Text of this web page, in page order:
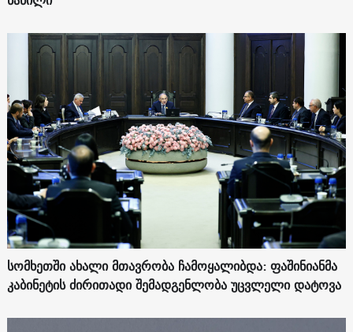
სომხეთში ახალი მთავრობა ჩამოყალიბდა: ფაშინიანმა
კაბინეტის ძირითადი შემადგენლობა უცვლელი დატოვა